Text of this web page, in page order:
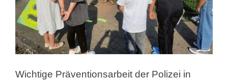
Wichtige Präventionsarbeit der Polizei in